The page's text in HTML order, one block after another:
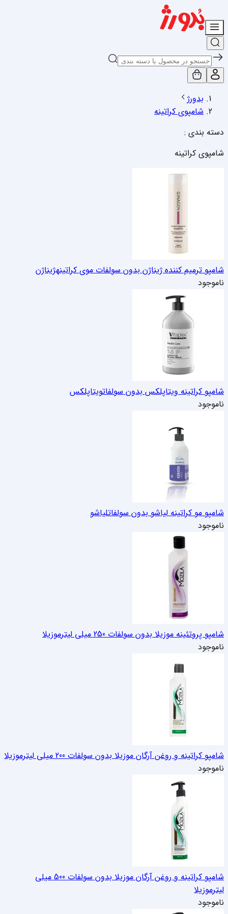
بدورژ
شامپوی کراتینه
دسته بندی :
شامپوی کراتینه
شامپو ترمیم کننده ژیناژن بدون سولفات موی کراتینهژیناژن
ناموجود
شامپو کراتینه ویتاپلکس بدون سولفاتویتاپلکس
ناموجود
شامپو مو کراتینه لیاشو بدون سولفاتلیاشو
ناموجود
شامپو پروتئینه موزیلا بدون سولفات 250 میلی لیتر
موزیلا
ناموجود
شامپو کراتینه و روغن آرگان موزیلا بدون سولفات 200 میلی لیتر
موزیلا
ناموجود
شامپو کراتینه و روغن آرگان موزیلا بدون سولفات 500 میلی
لیترموزیلا
ناموجود